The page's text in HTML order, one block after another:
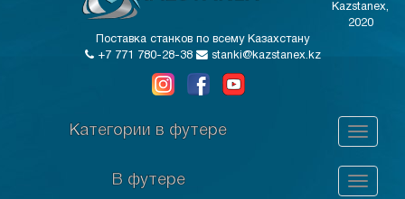
Kazstanex,
2020
Поставка станков по всему Казахстану
+7 771 780-28-38
stanki@kazstanex.kz
Категории в футере
В футере